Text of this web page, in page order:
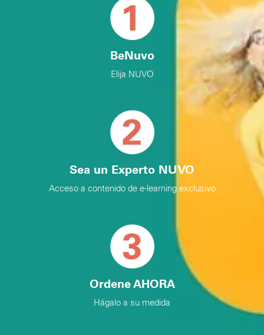
BeNuvo
Elija NUVO
Sea un Experto NUVO
Acceso a contenido de e-learning exclusivo
Ordene AHORA
Hágalo a su medida